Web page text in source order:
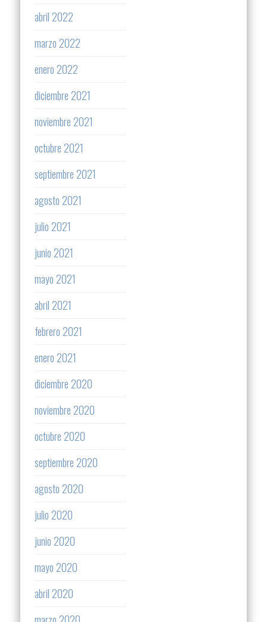
abril 2022
marzo 2022
enero 2022
diciembre 2021
noviembre 2021
octubre 2021
septiembre 2021
agosto 2021
julio 2021
junio 2021
mayo 2021
abril 2021
febrero 2021
enero 2021
diciembre 2020
noviembre 2020
octubre 2020
septiembre 2020
agosto 2020
julio 2020
junio 2020
mayo 2020
abril 2020